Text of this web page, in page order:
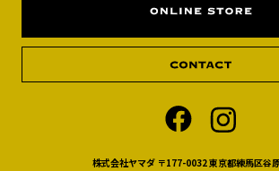
株式会社ヤマダ 〒177-0032 東京都練馬区谷